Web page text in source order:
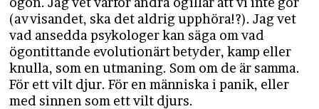
(avvisandet, ska det aldrig upphöra!?). Jag vet
vad ansedda psykologer kan säga om vad
ögontittande evolutionärt betyder, kamp eller
knulla, som en utmaning. Som om de är samma.
För ett vilt djur. För en människa i panik, eller
med sinnen som ett vilt djurs.